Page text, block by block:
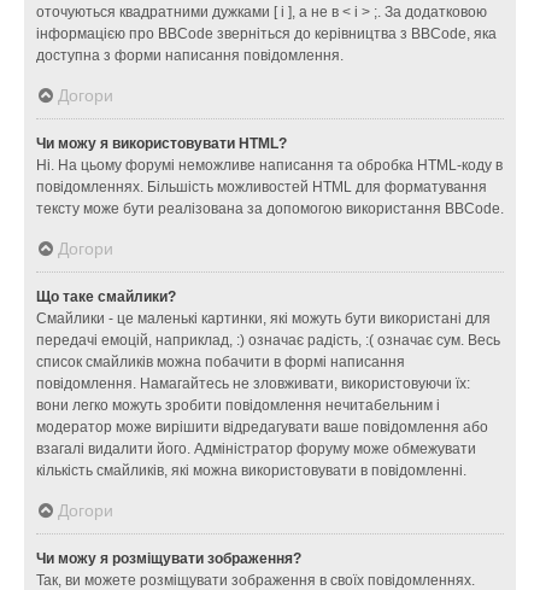
оточуються квадратними дужками [ і ], а не в < і > ;. За додатковою
інформацією про BBCode зверніться до керівництва з BBCode, яка
доступна з форми написання повідомлення.
Догори
Чи можу я використовувати HTML?
Ні. На цьому форумі неможливе написання та обробка HTML-коду в
повідомленнях. Більшість можливостей HTML для форматування
тексту може бути реалізована за допомогою використання BBCode.
Догори
Що таке смайлики?
Смайлики - це маленькі картинки, які можуть бути використані для
передачі емоцій, наприклад, :) означає радість, :( означає сум. Весь
список смайликів можна побачити в формі написання
повідомлення. Намагайтесь не зловживати, використовуючи їх:
вони легко можуть зробити повідомлення нечитабельним і
модератор може вирішити відредагувати ваше повідомлення або
взагалі видалити його. Адміністратор форуму може обмежувати
кількість смайликів, які можна використовувати в повідомленні.
Догори
Чи можу я розміщувати зображення?
Так, ви можете розміщувати зображення в своїх повідомленнях.